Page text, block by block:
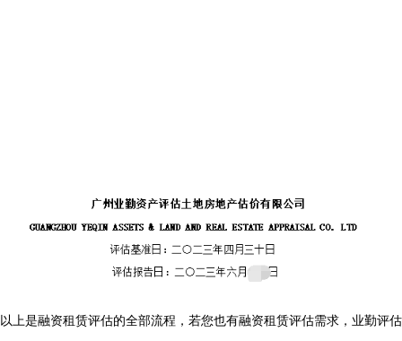
以上是融资租赁评估的全部流程，若您也有融资租赁评估需求，业勤评估